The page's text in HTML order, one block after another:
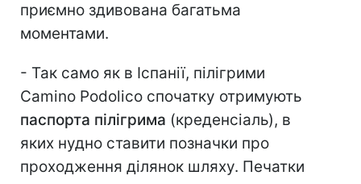
приємно здивована багатьма
моментами.
- Так само як в Іспанії, пілігрими
Camino Podolico спочатку отримують
паспорта пілігрима (креденсіаль), в
яких нудно ставити позначки про
проходження ділянок шляху. Печатки